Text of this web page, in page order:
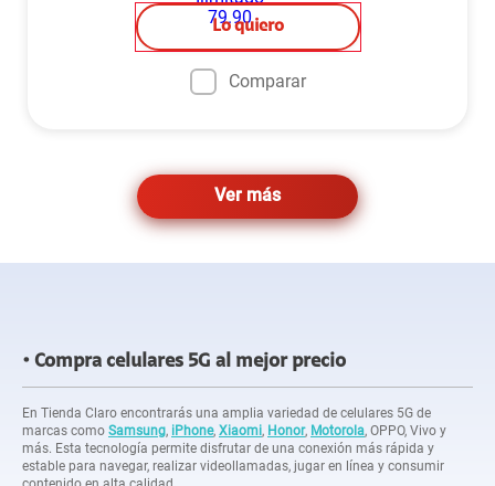
Lo quiero
Comparar
Ver más
Compra celulares 5G al mejor precio
En Tienda Claro encontrarás una amplia variedad de celulares 5G de
marcas como Samsung, iPhone, Xiaomi, Honor, Motorola, OPPO, Vivo y
más. Esta tecnología permite disfrutar de una conexión más rápida y
estable para navegar, realizar videollamadas, jugar en línea y consumir